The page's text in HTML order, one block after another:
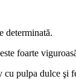
determinată.
foarte
pulpa dulce şi